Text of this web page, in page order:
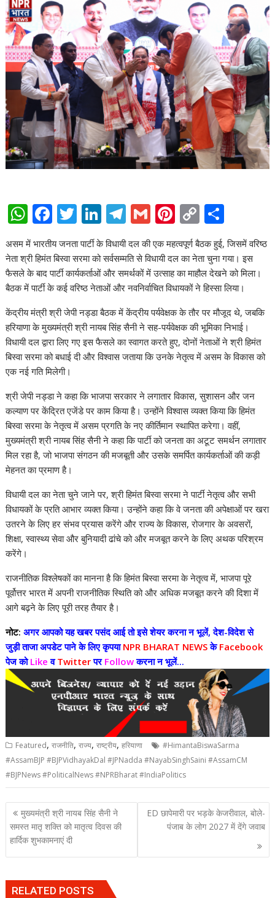
W
h
at
s
A
p
p
F
e
b
o
o
k
T
w
itt
er
Li
n
k
e
dI
n
T
e
gr
a
m
G
ai
l
Pi
nt
er
e
st
C
p
y
Li
n
k
h
ar
e
असम में भारतीय जनता पार्टी के विधायी दल की एक महत्वपूर्ण बैठक हुई, जिसमें वरिष्ठ
नेता श्री हिमंत बिस्वा सरमा को सर्वसम्मति से विधायी दल का नेता चुना गया। इस
फैसले के बाद पार्टी कार्यकर्ताओं और समर्थकों में उत्साह का माहौल देखने को मिला।
बैठक में पार्टी के कई वरिष्ठ नेताओं और नवनिर्वाचित विधायकों ने हिस्सा लिया।
केंद्रीय मंत्री श्री जेपी नड्डा बैठक में केंद्रीय पर्यवेक्षक के तौर पर मौजूद थे, जबकि
हरियाणा के मुख्यमंत्री श्री नायब सिंह सैनी ने सह-पर्यवेक्षक की भूमिका निभाई।
विधायी दल द्वारा लिए गए इस फैसले का स्वागत करते हुए, दोनों नेताओं ने श्री हिमंत
बिस्वा सरमा को बधाई दी और विश्वास जताया कि उनके नेतृत्व में असम के विकास को
एक नई गति मिलेगी।
श्री जेपी नड्डा ने कहा कि भाजपा सरकार ने लगातार विकास, सुशासन और जन
कल्याण पर केंद्रित एजेंडे पर काम किया है। उन्होंने विश्वास व्यक्त किया कि हिमंत
बिस्वा सरमा के नेतृत्व में असम प्रगति के नए कीर्तिमान स्थापित करेगा। वहीं,
मुख्यमंत्री श्री नायब सिंह सैनी ने कहा कि पार्टी को जनता का अटूट समर्थन लगातार
मिल रहा है, जो भाजपा संगठन की मजबूती और उसके समर्पित कार्यकर्ताओं की कड़ी
मेहनत का प्रमाण है।
विधायी दल का नेता चुने जाने पर, श्री हिमंत बिस्वा सरमा ने पार्टी नेतृत्व और सभी
विधायकों के प्रति आभार व्यक्त किया। उन्होंने कहा कि वे जनता की अपेक्षाओं पर खरा
उतरने के लिए हर संभव प्रयास करेंगे और राज्य के विकास, रोजगार के अवसरों,
शिक्षा, स्वास्थ्य सेवा और बुनियादी ढांचे को और मजबूत करने के लिए अथक परिश्रम
करेंगे।
राजनीतिक विश्लेषकों का मानना ​​है कि हिमंत बिस्वा सरमा के नेतृत्व में, भाजपा पूरे
पूर्वोत्तर भारत में अपनी राजनीतिक स्थिति को और अधिक मजबूत करने की दिशा में
आगे बढ़ने के लिए पूरी तरह तैयार है।
नोट: अगर आपको यह खबर पसंद आई तो इसे शेयर करना न भूलें, देश-विदेश से
जुड़ी ताजा अपडेट पाने के लिए कृपयाNPR BHARAT NEWSके Facebook
पेज कोLike वTwitterपर Followकरना न भूलें...
Featured,राजनीति,राज्य,राष्ट्रीय,हरियाणा
#HimantaBiswaSarma
#AssamBJP #BJPVidhayakDal #JPNadda #NayabSinghSaini #AssamCM
#BJPNews #PoliticalNews #NPRBharat #IndiaPolitics
Post
navigation
मुख्यमंत्री श्री नायब सिंह सैनी ने
समस्त मातृ शक्ति को मातृत्व दिवस की
हार्दिक शुभकामनाएं दी
ED छापेमारी पर भड़के केजरीवाल, बोले-
पंजाब के लोग 2027 में देंगे जवाब
RELATED POSTS